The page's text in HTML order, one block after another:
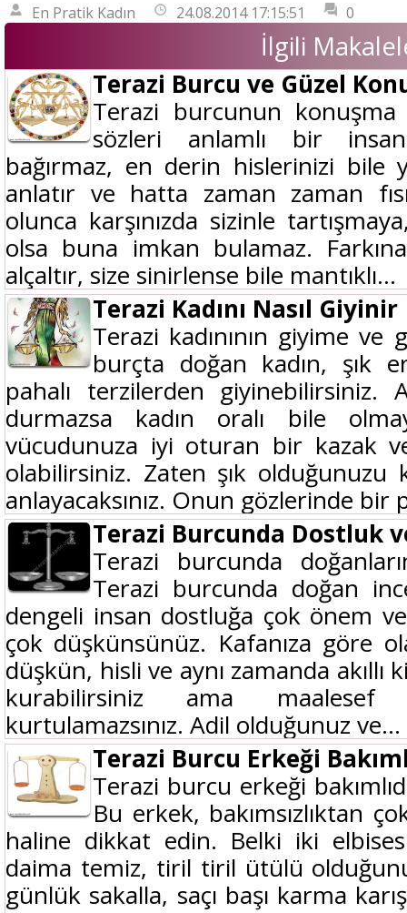
En Pratik Kadın 24.08.2014 17:15:51 0
İlgili
Terazi Burcu ve Güzel
Terazi burcunun konuşma
sözleri anlamlı bir
bağırmaz, en derin hislerinizi bile
anlatır ve hatta zaman zaman
olunca karşınızda sizinle
olsa buna imkan bulamaz.
alçaltır, size sinirlense bile mantıklı...
Terazi Kadını Nasıl Giyinir
Terazi kadınının giyime ve
burçta doğan kadın, şık
pahalı terzilerden giyinebilirsiniz.
durmazsa kadın oralı bile
vücudunuza iyi oturan bir kazak
olabilirsiniz. Zaten şık olduğunuzu
anlayacaksınız. Onun gözlerinde bir
Terazi Burcunda Dostluk
Terazi burcunda
Terazi burcunda doğan
dengeli insan dostluğa çok önem
çok düşkünsünüz. Kafanıza göre
düşkün, hisli ve aynı zamanda
kurabilirsiniz ama
kurtulamazsınız. Adil olduğunuz ve...
Terazi Burcu Erkeği
Terazi burcu erkeği
Bu erkek, bakımsızlıktan
haline dikkat edin. Belki iki
daima temiz, tiril tiril ütülü
günlük sakalla, saçı başı karma